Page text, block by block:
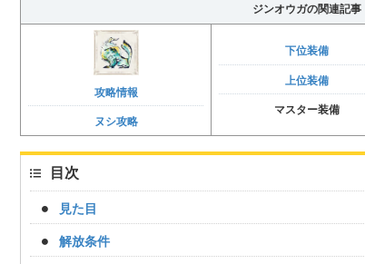
ジンオウガの関連記事
攻略情報
ヌシ攻略
下位装備
上位装備
マスター装備
目次
見た目
解放条件